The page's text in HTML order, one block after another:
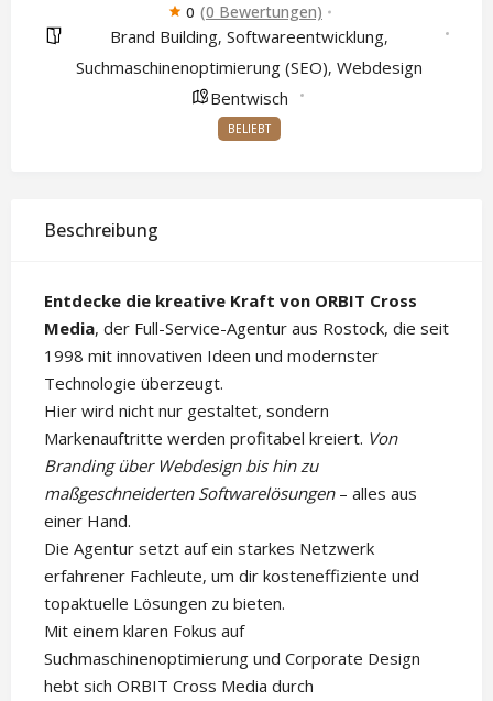
0 (0 Bewertungen)
Brand Building, Softwareentwicklung,
Suchmaschinenoptimierung (SEO), Webdesign
Bentwisch
BELIEBT
Beschreibung
Entdecke die kreative Kraft von ORBIT Cross
Media, der Full-Service-Agentur aus Rostock, die seit
1998 mit innovativen Ideen und modernster
Technologie überzeugt.
Hier wird nicht nur gestaltet, sondern
Markenauftritte werden profitabel kreiert. Von
Branding über Webdesign bis hin zu
maßgeschneiderten Softwarelösungen– alles aus
einer Hand.
Die Agentur setzt auf ein starkes Netzwerk
erfahrener Fachleute, um dir kosteneffiziente und
topaktuelle Lösungen zu bieten.
Mit einem klaren Fokus auf
Suchmaschinenoptimierung und Corporate Design
hebt sich ORBIT Cross Media durch